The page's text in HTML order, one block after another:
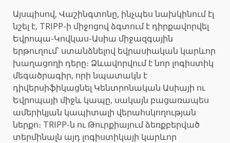
Այսպիսով, Վաշինգտոնը, ինչպես նախկինում էլ
նշել է, TRIPP-ի միջոցով ձգտում է դիրքավորվել
Եվրոպա-Կովկաս-Ասիա միջազգային
երթուղում՝ ստանձնելով եվրասիական կարևոր
խաղացողի դերը։ Ձևավորվում է նոր լոգիստիկ
մեգածրագիր, որի նպատակն է
դիվերսիֆիկացնել Կենտրոնական Ասիայի ու
Եվրոպայի միջև կապը, սակայն բացառապես
ամերիկյան կապիտալի վերահսկողության
ներքո։ TRIPP-ն ու Թուրքիայում ձեռքբերված
տերմինալն այդ լոգիստիկայի կարևոր